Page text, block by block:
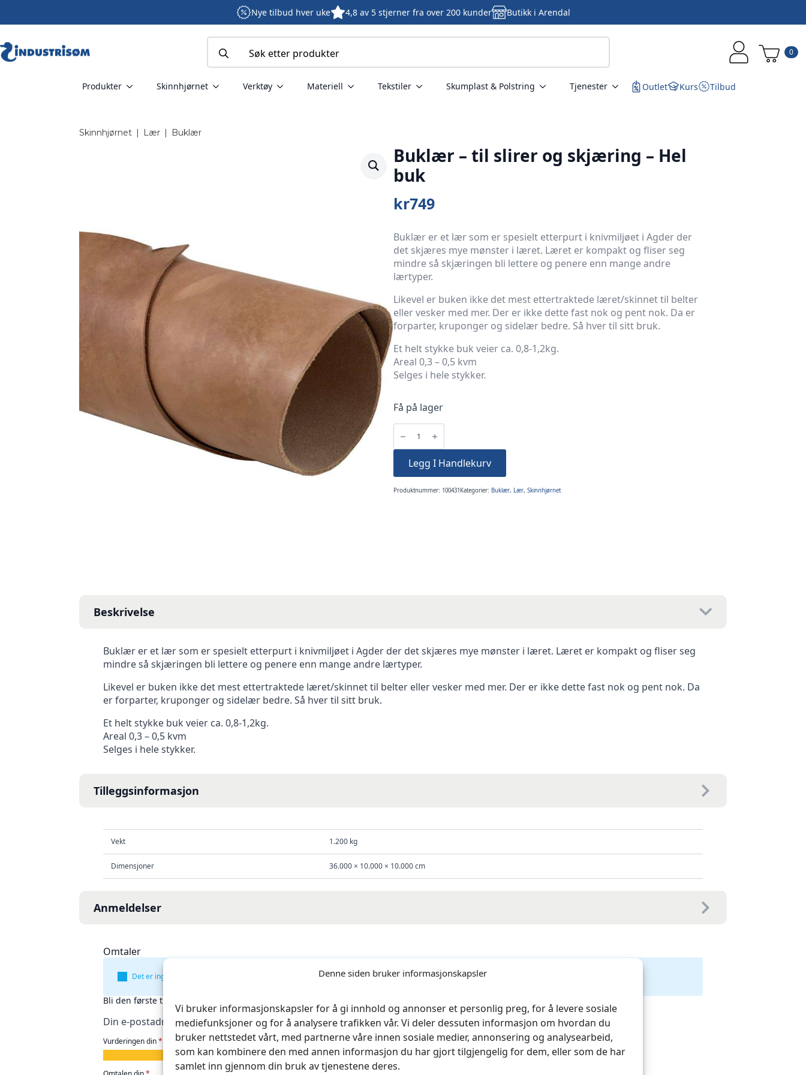
Denne siden bruker informasjonskapsler
Vi bruker informasjonskapsler for å gi innhold og annonser et personlig preg, for å levere sosiale
mediefunksjoner og for å analysere trafikken vår. Vi deler dessuten informasjon om hvordan du
bruker nettstedet vårt, med partnerne våre innen sosiale medier, annonsering og analysearbeid,
som kan kombinere den med annen informasjon du har gjort tilgjengelig for dem, eller som de har
samlet inn gjennom din bruk av tjenestene deres.
Nye tilbud hver uke 4,8 av 5 stjerner fra over 200 kunder Butikk i Arendal
for:
0
Produkter Skinnhjørnet Verktøy Materiell Tekstiler Skumplast & Polstring Tjenester Outlet Kurs Tilbud
Skinnhjørnet | Lær | Buklær
Buklær – til slirer og skjæring – Hel
buk
kr749
Buklær er et lær som er spesielt etterpurt i knivmiljøet i Agder der
det skjæres mye mønster i læret. Læret er kompakt og fliser seg
mindre så skjæringen bli lettere og penere enn mange andre
lærtyper.
Likevel er buken ikke det mest ettertraktede læret/skinnet til belter
eller vesker med mer. Der er ikke dette fast nok og pent nok. Da er
forparter, kruponger og sidelær bedre. Så hver til sitt bruk.
Et helt stykke buk veier ca. 0,8-1,2kg.
Areal 0,3 – 0,5 kvm
Selges i hele stykker.
Få på lager
Buklær
slirer
skjæring
Hel
antall
Legg I Handlekurv
Produktnummer: 100431Kategorier: Buklær, Lær, Skinnhjørnet
Beskrivelse
Buklær er et lær som er spesielt etterpurt i knivmiljøet i Agder der det skjæres mye mønster i læret. Læret er kompakt og fliser seg
mindre så skjæringen bli lettere og penere enn mange andre lærtyper.
Likevel er buken ikke det mest ettertraktede læret/skinnet til belter eller vesker med mer. Der er ikke dette fast nok og pent nok. Da
er forparter, kruponger og sidelær bedre. Så hver til sitt bruk.
Et helt stykke buk veier ca. 0,8-1,2kg.
Areal 0,3 – 0,5 kvm
Selges i hele stykker.
Tilleggsinformasjon
Vekt 1.200 kg
Dimensjoner 36.000 × 10.000 × 10.000 cm
Anmeldelser
Omtaler
Det er ingen omtaler ennå.
Bli den første til å omtale «Buklær – til slirer og skjæring – Hel buk»
Din e-postadresse vil ikke bli publisert.Obligatoriske felt er merket med*
Vurderingen din*
av av av av